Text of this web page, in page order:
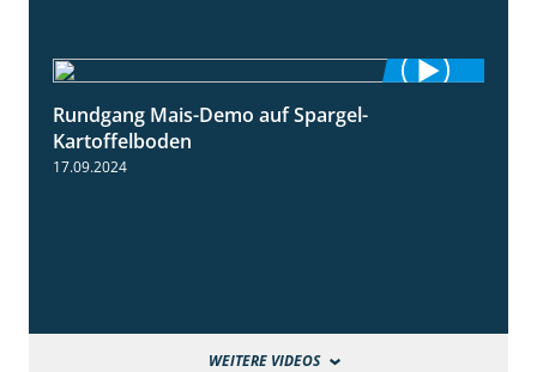
Rundgang Mais-Demo auf Spargel-
Kartoffelboden
17.09.2024
WEITERE VIDEOS